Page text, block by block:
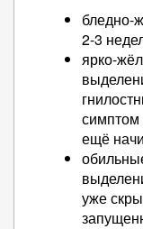
бледно-
2-3
ярко-
симптом
ещё
уже